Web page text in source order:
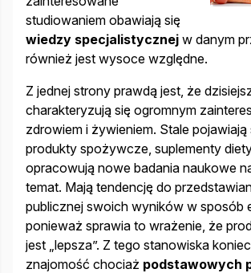
studiowaniem obawiają się
wiedzy specjalistycznej w danym
również jest wysoce względne.
Z jednej strony prawdą jest, że
charakteryzują się ogromnym
zdrowiem i żywieniem. Stale
produkty spożywcze, suplementy
opracowują nowe badania naukowe
temat. Mają tendencję do
publicznej swoich wyników w sposób
ponieważ sprawia to wrażenie, że
jest „lepsza”. Z tego stanowiska
znajomość chociaż podstawowych